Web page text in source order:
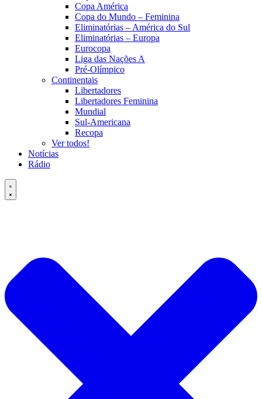
Copa América
Copa do Mundo – Feminina
Eliminatórias – América do Sul
Eliminatórias – Europa
Eurocopa
Liga das Nações A
Pré-Olímpico
Continentais
Libertadores
Libertadores Feminina
Mundial
Sul-Americana
Recopa
Ver todos!
Notícias
Rádio